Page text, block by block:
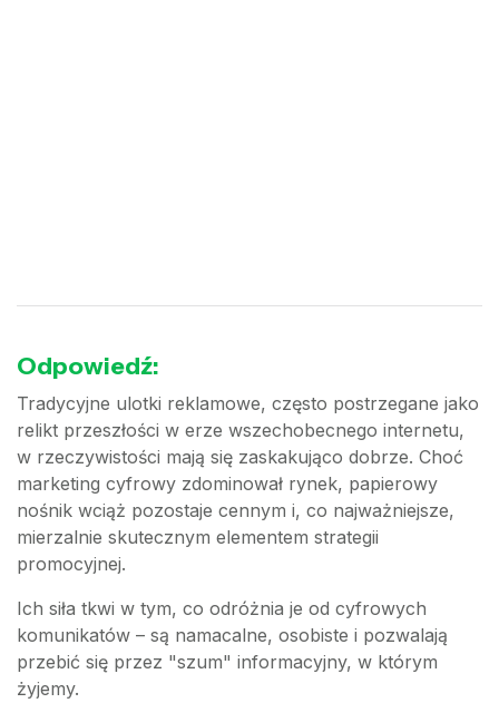
Odpowiedź:
Tradycyjne ulotki reklamowe, często postrzegane jako
relikt przeszłości w erze wszechobecnego internetu,
w rzeczywistości mają się zaskakująco dobrze. Choć
marketing cyfrowy zdominował rynek, papierowy
nośnik wciąż pozostaje cennym i, co najważniejsze,
mierzalnie skutecznym elementem strategii
promocyjnej.
Ich siła tkwi w tym, co odróżnia je od cyfrowych
komunikatów – są namacalne, osobiste i pozwalają
przebić się przez "szum" informacyjny, w którym
żyjemy.